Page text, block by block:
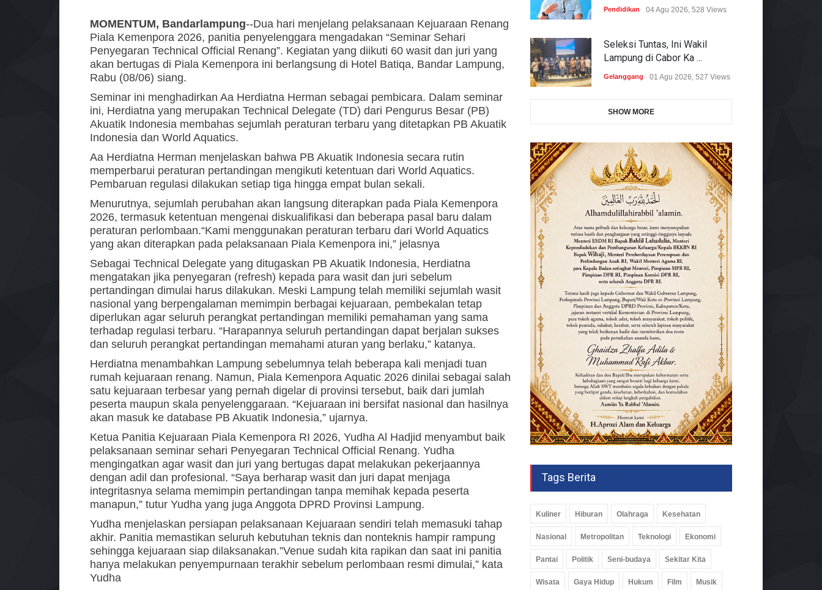
MOMENTUM, Bandarlampung--Dua hari menjelang pelaksanaan Kejuaraan Renang
Piala Kemenpora 2026, panitia penyelenggara mengadakan “Seminar Sehari
Penyegaran Technical Official Renang”. Kegiatan yang diikuti 60 wasit dan juri yang
akan bertugas di Piala Kemenpora ini berlangsung di Hotel Batiqa, Bandar Lampung,
Rabu (08/06) siang.
Seminar ini menghadirkan Aa Herdiatna Herman sebagai pembicara. Dalam seminar
ini, Herdiatna yang merupakan Technical Delegate (TD) dari Pengurus Besar (PB)
Akuatik Indonesia membahas sejumlah peraturan terbaru yang ditetapkan PB Akuatik
Indonesia dan World Aquatics.
Aa Herdiatna Herman menjelaskan bahwa PB Akuatik Indonesia secara rutin
memperbarui peraturan pertandingan mengikuti ketentuan dari World Aquatics.
Pembaruan regulasi dilakukan setiap tiga hingga empat bulan sekali.
Menurutnya, sejumlah perubahan akan langsung diterapkan pada Piala Kemenpora
2026, termasuk ketentuan mengenai diskualifikasi dan beberapa pasal baru dalam
peraturan perlombaan.“Kami menggunakan peraturan terbaru dari World Aquatics
yang akan diterapkan pada pelaksanaan Piala Kemenpora ini,” jelasnya
Sebagai Technical Delegate yang ditugaskan PB Akuatik Indonesia, Herdiatna
mengatakan jika penyegaran (refresh) kepada para wasit dan juri sebelum
pertandingan dimulai harus dilakukan. Meski Lampung telah memiliki sejumlah wasit
nasional yang berpengalaman memimpin berbagai kejuaraan, pembekalan tetap
diperlukan agar seluruh perangkat pertandingan memiliki pemahaman yang sama
terhadap regulasi terbaru. “Harapannya seluruh pertandingan dapat berjalan sukses
dan seluruh perangkat pertandingan memahami aturan yang berlaku,” katanya.
Herdiatna menambahkan Lampung sebelumnya telah beberapa kali menjadi tuan
rumah kejuaraan renang. Namun, Piala Kemenpora Aquatic 2026 dinilai sebagai salah
satu kejuaraan terbesar yang pernah digelar di provinsi tersebut, baik dari jumlah
peserta maupun skala penyelenggaraan. “Kejuaraan ini bersifat nasional dan hasilnya
akan masuk ke database PB Akuatik Indonesia,” ujarnya.
Ketua Panitia Kejuaraan Piala Kemenpora RI 2026, Yudha Al Hadjid menyambut baik
pelaksanaan seminar sehari Penyegaran Technical Official Renang. Yudha
mengingatkan agar wasit dan juri yang bertugas dapat melakukan pekerjaannya
dengan adil dan profesional. “Saya berharap wasit dan juri dapat menjaga
integritasnya selama memimpin pertandingan tanpa memihak kepada peserta
manapun,” tutur Yudha yang juga Anggota DPRD Provinsi Lampung.
Yudha menjelaskan persiapan pelaksanaan Kejuaraan sendiri telah memasuki tahap
akhir. Panitia memastikan seluruh kebutuhan teknis dan nonteknis hampir rampung
sehingga kejuaraan siap dilaksanakan.”Venue sudah kita rapikan dan saat ini panitia
hanya melakukan penyempurnaan terakhir sebelum perlombaan resmi dimulai,” kata
Yudha
Pendidikan 04 Agu 2026, 528 Views
Seleksi Tuntas, Ini Wakil
Lampung di Cabor Ka ...
Gelanggang 01 Agu 2026, 527 Views
SHOW MORE
Tags Berita
Kuliner Hiburan Olahraga Kesehatan
Nasional Metropolitan Teknologi Ekonomi
Pantai Politik Seni-budaya Sekitar Kita
Wisata Gaya Hidup Hukum Film Musik